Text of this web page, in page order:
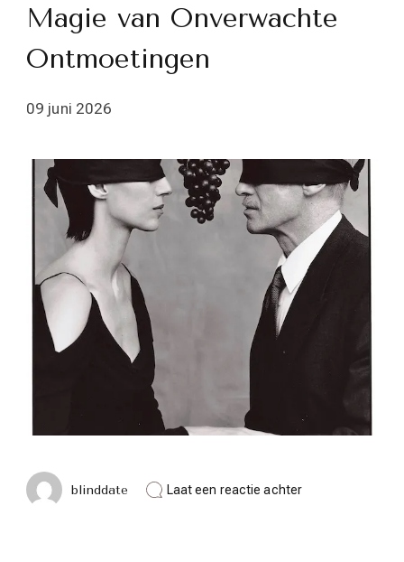
Magie van Onverwachte
Ontmoetingen
09 juni 2026
blinddate Laat een reactie achterop